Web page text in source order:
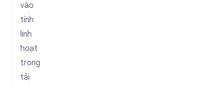
vào
tính
linh
hoạt
trong
tải